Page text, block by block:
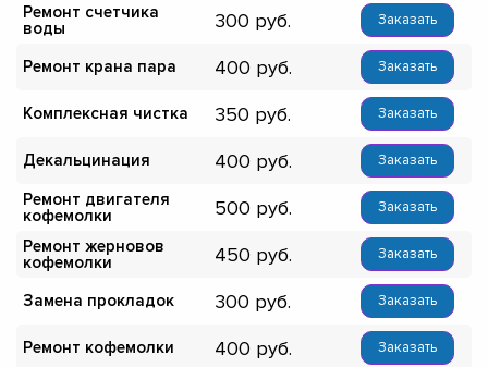
Ремонт счетчика
воды
300 Заказать
Ремонт крана пара 400 Заказать
Комплексная чистка 350 Заказать
Декальцинация 400 Заказать
Ремонт двигателя
кофемолки
500 Заказать
Ремонт жерновов
кофемолки
450 Заказать
Замена прокладок 300 Заказать
Ремонт кофемолки 400 Заказать